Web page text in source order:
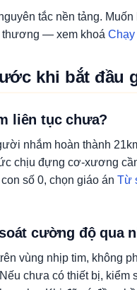
tắc nền tảng.
thương — xem khoá
khi bắt đầu
liên tục chưa?
nhắm hoàn thành
chịu đựng cơ-xương
số 0, chọn giáo án Từ
cường độ qua
vùng nhịp tim, không
chưa có thiết bị,